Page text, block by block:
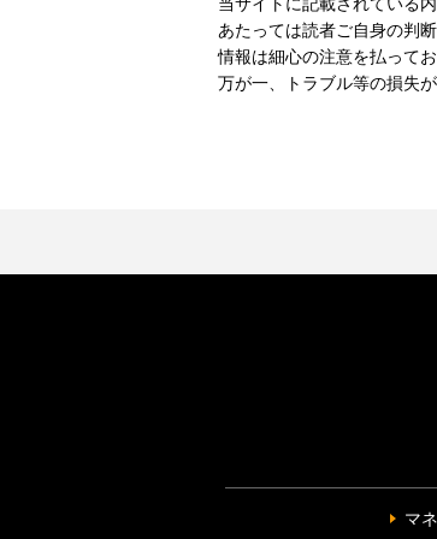
あたっては読者ご自身の判
情報は細心の注意を払って
万が一、トラブル等の損失
マ